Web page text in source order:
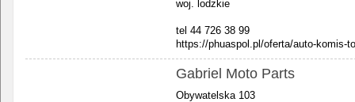
woj. lodzkie
tel 44 726 38 99
https://phuaspol.pl/oferta/auto-komis-
Gabriel Moto Parts
Obywatelska 103